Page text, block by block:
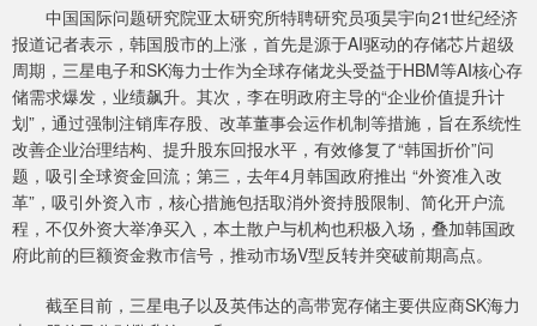
中国国际问题研究院亚太研究所特聘研究员项昊宇向21世纪经济
报道记者表示，韩国股市的上涨，首先是源于AI驱动的存储芯片超级
周期，三星电子和SK海力士作为全球存储龙头受益于HBM等AI核心存
储需求爆发，业绩飙升。其次，李在明政府主导的“企业价值提升计
划”，通过强制注销库存股、改革董事会运作机制等措施，旨在系统性
改善企业治理结构、提升股东回报水平，有效修复了“韩国折价”问
题，吸引全球资金回流；第三，去年4月韩国政府推出 “外资准入改
革”，吸引外资入市，核心措施包括取消外资持股限制、简化开户流
程，不仅外资大举净买入，本土散户与机构也积极入场，叠加韩国政
府此前的巨额资金救市信号，推动市场V型反转并突破前期高点。
截至目前，三星电子以及英伟达的高带宽存储主要供应商SK海力